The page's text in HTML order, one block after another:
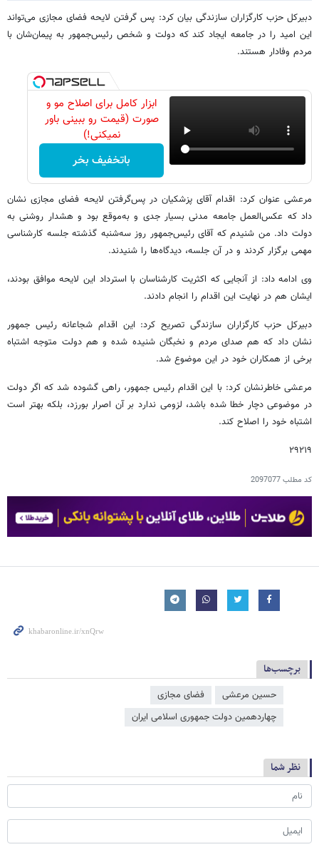
دبیرکل حزب کارگزاران سازندگی بیان کرد: پس گرفتن لایحه فضای مجازی می‌تواند
این امید را در جامعه ایجاد کند که دولت و شخص رئیس‌جمهور به پیمان‌شان با
مردم وفادار هستند.
ابزار کامل برای اصلاح مو و
صورت (قیمت رو ببینی باور
نمیکنی!)
باتخفیف بخر
مرعشی عنوان کرد: اقدام آقای پزشکیان در پس‌گرفتن لایحه فضای مجازی نشان
داد که عکس‌العمل جامعه مدنی بسیار جدی و به‌موقع بود و هشدار روشنی به
دولت داد. من شنیدم که آقای رئیس‌جمهور روز سه‌شنبه گذشته جلسه کارشناسی
مهمی برگزار کردند و در آن جلسه، دیدگاه‌ها را شنیدند.
وی ادامه داد: از آنجایی که اکثریت کارشناسان با استرداد این لایحه موافق بودند،
ایشان هم در نهایت این اقدام را انجام دادند.
دبیرکل حزب کارگزاران سازندگی تصریح کرد: این اقدام شجاعانه رئیس جمهور
نشان داد که هم صدای مردم و نخبگان شنیده شده و هم دولت متوجه اشتباه
برخی از همکاران خود در این موضوع شد.
مرعشی خاطرنشان کرد: با این اقدام رئیس جمهور، راهی گشوده شد که اگر دولت
در موضوعی دچار خطا شده باشد، لزومی ندارد بر آن اصرار بورزد، بلکه بهتر است
اشتباه خود را اصلاح کند.
۲۹۲۱۹
کد مطلب2097077
برچسب‌ها
حسین مرعشی
فضای مجازی
چهاردهمین دولت جمهوری اسلامی ایران
نظر شما